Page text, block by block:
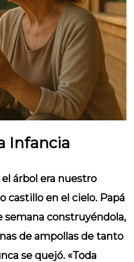
Infancia
árbol era nuestro
castillo en el cielo. Papá
semana construyéndola,
de ampollas de tanto
se quejó. «Toda